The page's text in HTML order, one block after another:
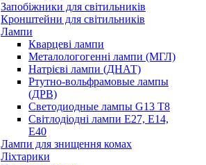
Запобіжники для світильників
Кронштейни для світильників
Лампи
Кварцеві лампи
Металологогенні лампи (МГЛ)
Натрієві лампи (ДНАТ)
Ртутно-вольфрамовые лампы
(ДРВ)
Светодиодные лампы G13 Т8
Світлодіодні лампи E27, E14,
E40
Лампи для знищення комах
Ліхтарики